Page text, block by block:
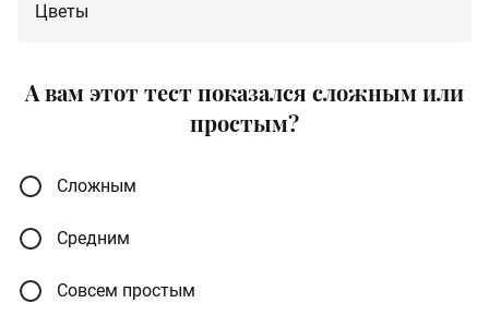
Цветы
А вам этот тест показался сложным или
простым?
Сложным
Средним
Совсем простым